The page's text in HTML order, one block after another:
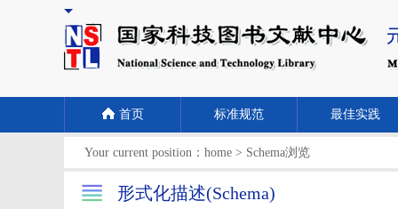
首页 标准规范 最佳实践
Your current position： home > Schema浏览
形式化描述(Schema)